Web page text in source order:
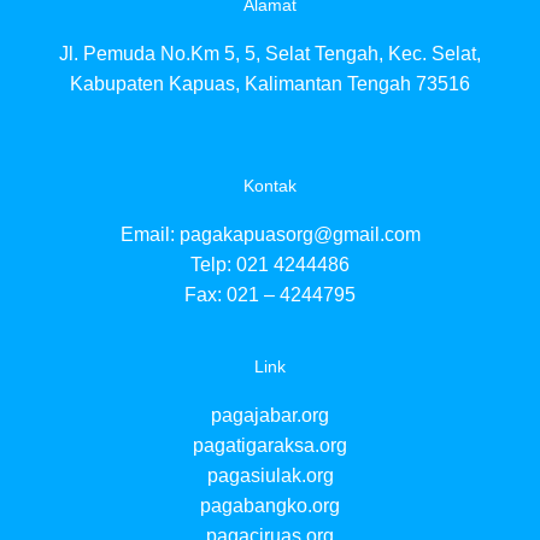
Alamat
Jl. Pemuda No.Km 5, 5, Selat Tengah, Kec. Selat,
Kabupaten Kapuas, Kalimantan Tengah 73516
Kontak
Email: pagakapuasorg@gmail.com
Telp: 021 4244486
Fax: 021 – 4244795
Link
pagajabar.org
pagatigaraksa.org
pagasiulak.org
pagabangko.org
pagaciruas.org